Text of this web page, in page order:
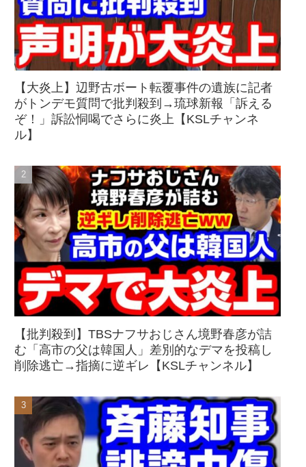
【大炎上】辺野古ボート転覆事件の遺族に記者
がトンデモ質問で批判殺到→琉球新報「訴える
ぞ！」訴訟恫喝でさらに炎上【KSLチャンネ
ル】
【批判殺到】TBSナフサおじさん境野春彦が詰
む「高市の父は韓国人」差別的なデマを投稿し
削除逃亡→指摘に逆ギレ【KSLチャンネル】